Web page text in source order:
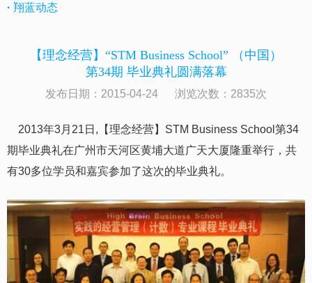
· 翔蓝动态
【理念经营】“STM Business School” （中国）
第34期 毕业典礼圆满落幕
发布日期：2015-04-24 浏览次数： 2835次
2013年3月21日,【理念经营】STM Business School第34
期毕业典礼在广州市天河区黄埔大道广天大厦隆重举行，共
有30多位学员和嘉宾参加了这次的毕业典礼。